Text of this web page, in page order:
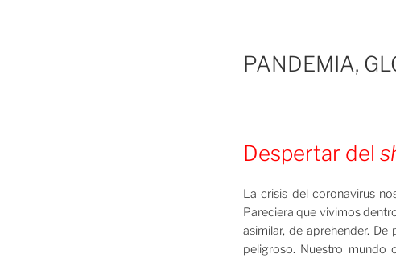
PANDEMIA,
Despertar del
La crisis del coronavirus
Pareciera que vivimos
asimilar, de aprehender.
peligroso. Nuestro